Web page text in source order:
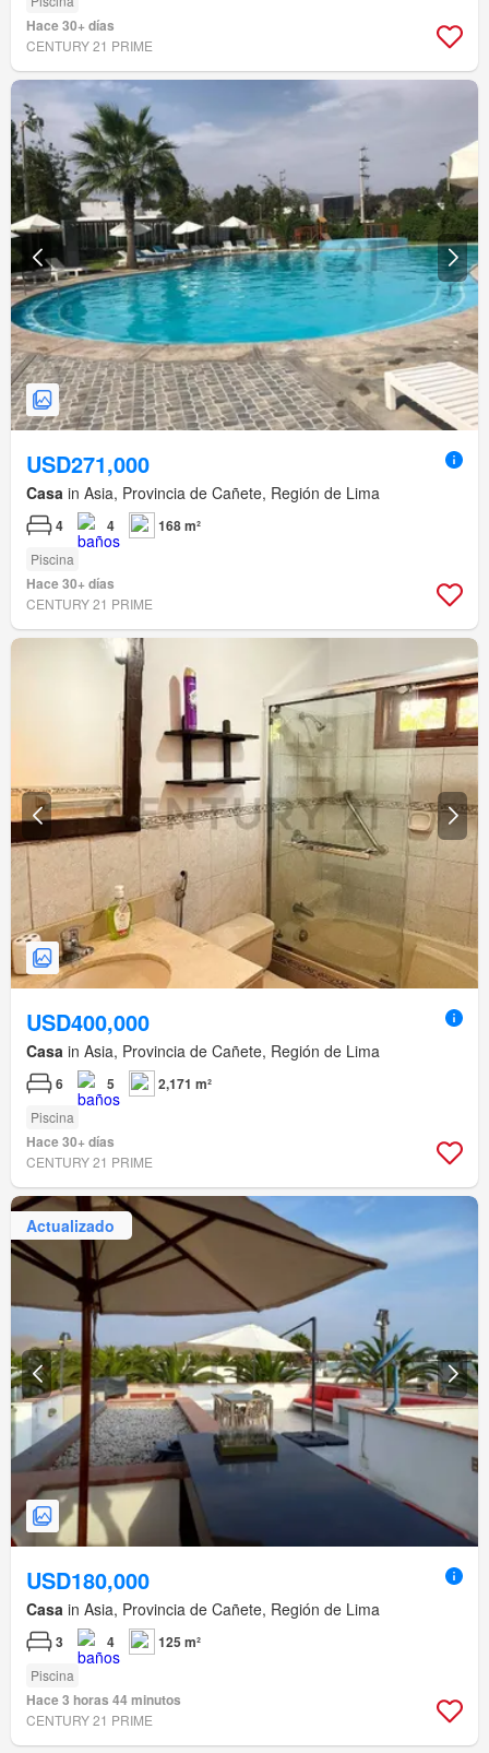
Hace 30+ días
CENTURY 21 PRIME
USD271,000
Casa in Asia, Provincia de Cañete, Región de Lima
4 4 168 m²
Piscina
Hace 30+ días
CENTURY 21 PRIME
USD400,000
Casa in Asia, Provincia de Cañete, Región de Lima
6 5 2,171 m²
Piscina
Hace 30+ días
CENTURY 21 PRIME
Actualizado
USD180,000
Casa in Asia, Provincia de Cañete, Región de Lima
3 4 125 m²
Piscina
Hace 3 horas 44 minutos
CENTURY 21 PRIME